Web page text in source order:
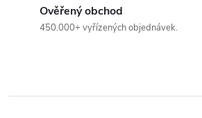
Ověřený obchod
450.000+ vyřízených objednávek.